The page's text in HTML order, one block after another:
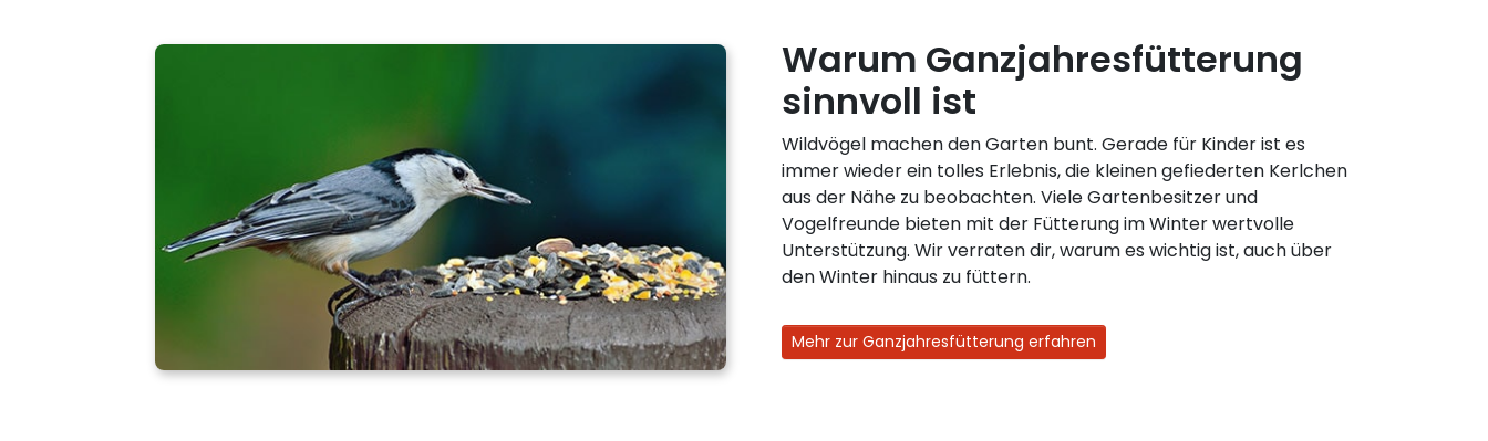
Warum Ganzjahresfütterung
sinnvoll ist
Wildvögel machen den Garten bunt. Gerade für Kinder ist es
immer wieder ein tolles Erlebnis, die kleinen gefiederten Kerlchen
aus der Nähe zu beobachten. Viele Gartenbesitzer und
Vogelfreunde bieten mit der Fütterung im Winter wertvolle
Unterstützung. Wir verraten dir, warum es wichtig ist, auch über
den Winter hinaus zu füttern.
Mehr zur Ganzjahresfütterung erfahren